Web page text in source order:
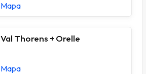
Mapa
Val Thorens + Orelle
Mapa